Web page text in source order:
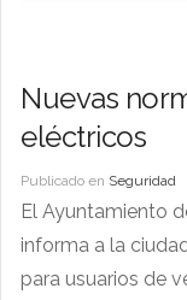
Nuevas
eléctricos
Publicado en Seguridad
El Ayuntamiento
informa a la
para usuarios de